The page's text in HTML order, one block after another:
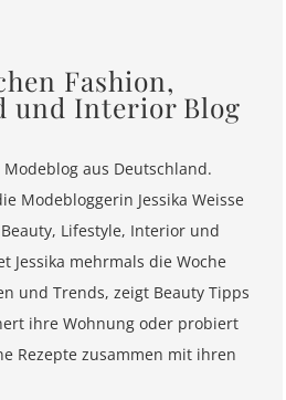
Fashion,
und Interior Blog
aus Deutschland.
Modebloggerin Jessika Weisse
Lifestyle, Interior und
Jessika mehrmals die Woche
und Trends, zeigt Beauty Tipps
ihre Wohnung oder probiert
Rezepte zusammen mit ihren